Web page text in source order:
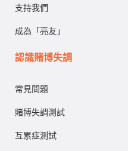
支持我們
成為「亮友」
認識賭博失調
常見問題
賭博失調測試
互累症測試